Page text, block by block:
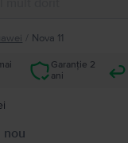
Nova 11
Garanție 2
ani
nou